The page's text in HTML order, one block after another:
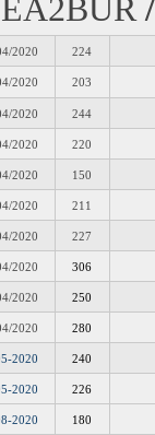
/
2020 224
2020 203
2020 244
2020 220
2020 150
2020 211
2020 227
2020 306
2020 250
2020 280
2020 240
2020 226
2020 180